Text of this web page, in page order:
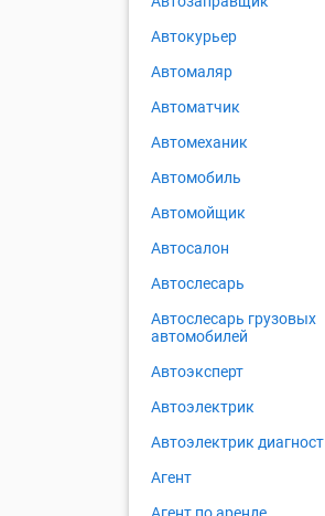
Автокурьер
Автомаляр
Автоматчик
Автомеханик
Автомобиль
Автомойщик
Автосалон
Автослесарь
Автослесарь грузовых
автомобилей
Автоэксперт
Автоэлектрик
Автоэлектрик диагност
Агент